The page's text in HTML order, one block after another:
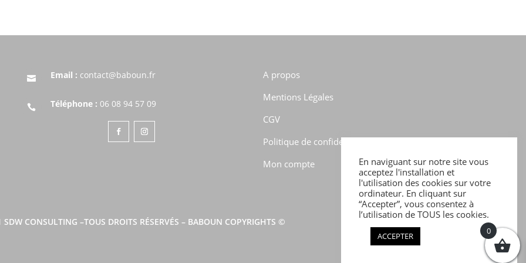
 Email : contact@baboun.fr
 Téléphone : 06 08 94 57 09
A propos
Mentions Légales
CGV
Politique de confidentialité
Mon compte
SDW CONSULTING –TOUS DROITS RÉSERVÉS – BABOUN COPYRIGHTS ©
En naviguant sur notre site vous
acceptez l'installation et
l'utilisation des cookies sur votre
ordinateur. En cliquant sur
“Accepter”, vous consentez à
l’utilisation de TOUS les cookies.
ACCEPTER 0